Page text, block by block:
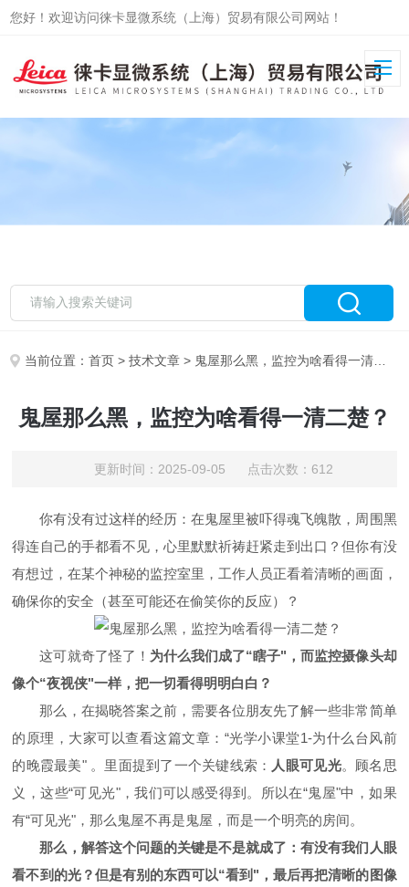
您好！欢迎访问徕卡显微系统（上海）贸易有限公司网站！
当前位置：首页 >技术文章 > 鬼屋那么黑，监控为啥看得一清二楚？
鬼屋那么黑，监控为啥看得一清二楚？
更新时间：2025-09-05 点击次数：612
你有没有过这样的经历：在鬼屋里被吓得魂飞魄散，周围黑
得连自己的手都看不见，心里默默祈祷赶紧走到出口？但你有没
有想过，在某个神秘的监控室里，工作人员正看着清晰的画面，
确保你的安全（甚至可能还在偷笑你的反应）？
这可就奇了怪了！ 为什么我们成了“瞎子"，而监控摄像头却
像个“夜视侠"一样，把一切看得明明白白？
那么，在揭晓答案之前，需要各位朋友先了解一些非常简单
的原理，大家可以查看这篇文章：“光学小课堂1-为什么台风前
的晚霞最美" 。里面提到了一个关键线索： 人眼可见光。顾名思
义，这些“可见光"，我们可以感受得到。所以在“鬼屋"中，如果
有“可见光"，那么鬼屋不再是鬼屋，而是一个明亮的房间。
那么，解答这个问题的关键是不是就成了：有没有我们人眼
看不到的光？但是有别的东西可以“看到"，最后再把清晰的图像